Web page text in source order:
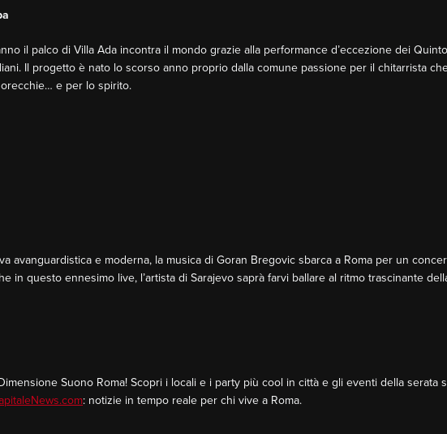
il palco di Villa Ada incontra il mondo grazie alla performance d’eccezione dei
Il progetto è nato lo scorso anno proprio dalla comune passione per il chitarrista
e per lo spirito.
avanguardistica e moderna, la musica di Goran Bregovic sbarca a Roma per un
in questo ennesimo live, l’artista di Sarajevo saprà farvi ballare al ritmo trascinante
Suono Roma! Scopri i locali e i party più cool in città e gli eventi della serata
: notizie in tempo reale per chi vive a Roma.